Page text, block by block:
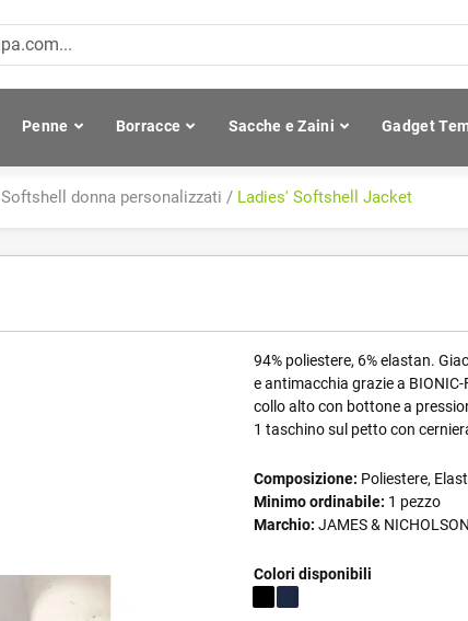
Penne Borracce Sacche e Zaini Gadget
Softshell donna personalizzati / Ladies' Softshell Jacket
94% poliestere, 6% elastan.
e antimacchia grazie a
collo alto con bottone a
1 taschino sul petto con
Composizione: Poliestere,
Minimo ordinabile: 1 pezzo
Marchio: JAMES &
Colori disponibili